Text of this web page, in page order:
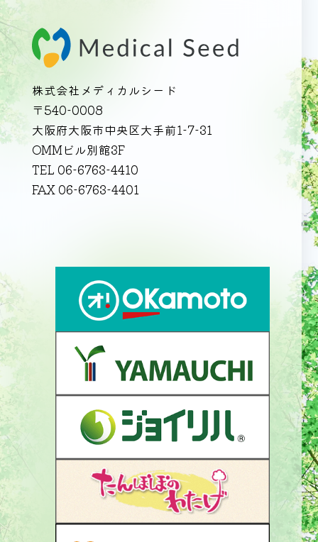
株式会社メディカルシード
〒540-0008
大阪府大阪市中央区大手前1-7-31
OMMビル別館3F
TEL 06-6763-4410
FAX 06-6763-4401